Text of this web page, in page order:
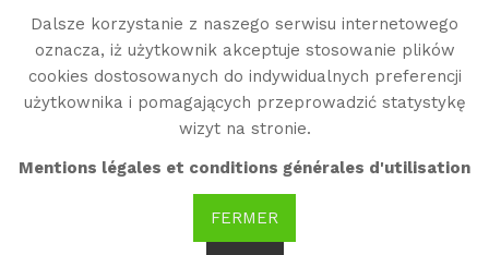
Dalsze korzystanie z naszego serwisu internetowego
oznacza, iż użytkownik akceptuje stosowanie plików
cookies dostosowanych do indywidualnych preferencji
użytkownika i pomagających przeprowadzić statystykę
wizyt na stronie.
Mentions légales et conditions générales d'utilisation
FERMER
Witold Gombrowicz
"Pamiętnik z okresu
dojrzewania"